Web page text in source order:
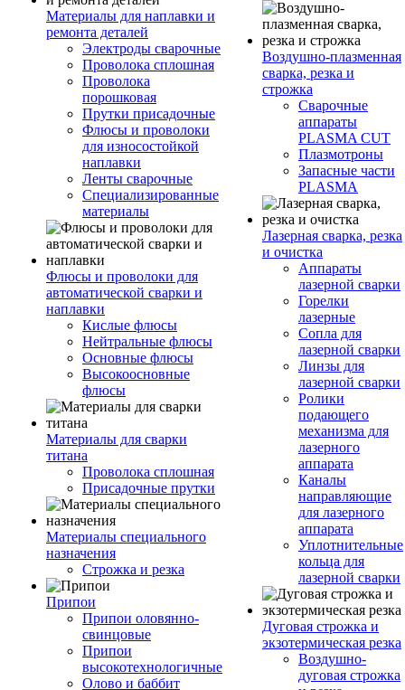
Материалы для наплавки и
ремонта деталей
Электроды сварочные
Проволока сплошная
Проволока
порошковая
Прутки присадочные
Флюсы и проволоки
для износостойкой
наплавки
Ленты сварочные
Специализированные
материалы
Флюсы и проволоки для
автоматической сварки и
наплавки
Кислые флюсы
Нейтральные флюсы
Основные флюсы
Высокоосновные
флюсы
Материалы для сварки
титана
Проволока сплошная
Присадочные прутки
Материалы специального
назначения
Строжка и резка
Припои
Припои оловянно-
свинцовые
Припои
высокотехнологичные
Олово и баббит
Воздушно-плазменная
сварка, резка и
строжка
Сварочные
аппараты
PLASMA CUT
Плазмотроны
Запасные части
PLASMA
Лазерная сварка, резка
и очистка
Аппараты
лазерной сварки
Горелки
лазерные
Сопла для
лазерной сварки
Линзы для
лазерной сварки
Ролики
подающего
механизма для
лазерного
аппарата
Каналы
направляющие
для лазерного
аппарата
Уплотнительные
кольца для
лазерной сварки
Дуговая строжка и
экзотермическая резка
Воздушно-
дуговая строжка